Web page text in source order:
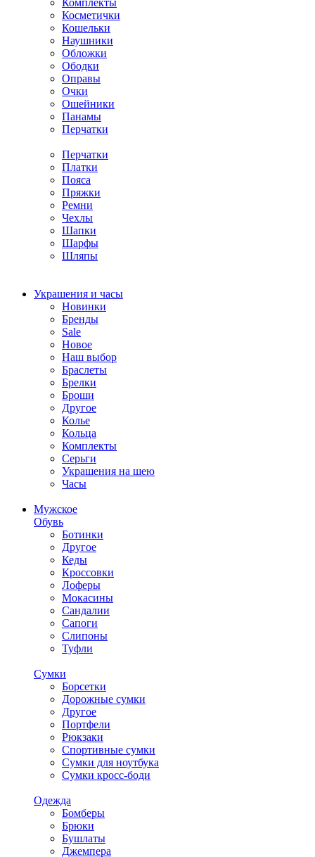
Косметички
Кошельки
Наушники
Обложки
Ободки
Оправы
Очки
Ошейники
Панамы
Перчатки
Перчатки
Платки
Пояса
Пряжки
Ремни
Чехлы
Шапки
Шарфы
Шляпы
Украшения и часы
Новинки
Бренды
Sale
Новое
Наш выбор
Браслеты
Брелки
Броши
Другое
Колье
Кольца
Комплекты
Серьги
Украшения на шею
Часы
Мужское
Обувь
Ботинки
Другое
Кеды
Кроссовки
Лоферы
Мокасины
Сандалии
Сапоги
Слипоны
Туфли
Сумки
Борсетки
Дорожные сумки
Другое
Портфели
Рюкзаки
Спортивные сумки
Сумки для ноутбука
Сумки кросс-боди
Одежда
Бомберы
Брюки
Бушлаты
Джемпера